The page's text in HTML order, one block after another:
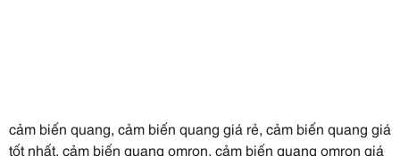
cảm biến quang, cảm biến quang giá rẻ, cảm biến quang giá
tốt nhất, cảm biến quang omron, cảm biến quang omron giá